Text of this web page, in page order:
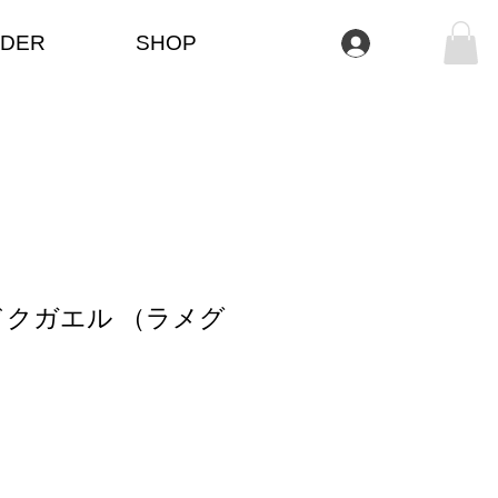
SHOP Se connecter
ガエル （ラメグ